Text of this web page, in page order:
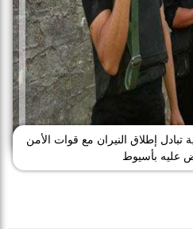
إطلاق النيران مع قوات الأمن
عليه بأسيوط